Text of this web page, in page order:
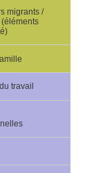
migrants /
travail